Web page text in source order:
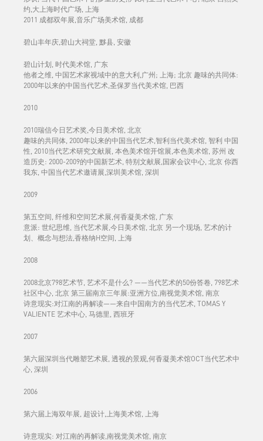
约,大上海时代广场, 上海
2011 成都双年展,音乐广场美术馆, 成都
碧山丰年庆,碧山大祠堂, 黟县, 安徽
碧山计划, 时代美术馆, 广东
他者之维, 中国艺术家视域中的意大利,广州; 上海; 北京 趣味的共同体:
2000年以来的中国当代艺术,圣保罗当代美术馆, 巴西
2010
2010瑞信今日艺术奖,今日美术馆, 北京
趣味的共同体, 2000年以来的中国当代艺术,智利当代美术馆, 智利 中国
性, 2010当代艺术研究文献展, 本色美术馆开馆展,本色美术馆, 苏州 改
造历史: 2000-2009的中国新艺术, 特别文献展,国家会议中心, 北京 你西
我东, 中国当代艺术邀请展,深圳美术馆, 深圳
2009
第五空间, 纤维和空间艺术展,何香凝美术馆, 广东
意派: 世纪思维, 当代艺术展,今日美术馆, 北京 另一个现场, 艺术的计
划、概念与想法,香格纳H空间, 上海
2008
2008北京798艺术节, 艺术不是什么? ——当代艺术的50份答卷, 798艺术
社区中心, 北京 第三届南京三年展:亚洲方位,南视觉美术馆, 南京
诗意现实:对江南的再解读——来自中国南方的当代艺术, TOMAS Y
VALIENTE 艺术中心, 马德里, 西班牙
2007
第六届深圳当代雕塑艺术展, 透视的景观,何香凝美术馆OCT当代艺术中
心, 深圳
2006
第六届上海双年展, 超设计,上海美术馆, 上海
诗意现实: 对江南的再解读,南视觉美术馆, 南京